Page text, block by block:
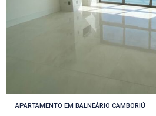
APARTAMENTO EM BALNEÁRIO CAMBORIÚ